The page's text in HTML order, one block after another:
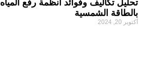
تحليل تكاليف وفوائد أنظمة رفع المياه
بالطاقة الشمسية
أكتوبر 20, 2024